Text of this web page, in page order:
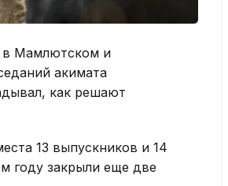
в Мамлютском и
акимата
как решают
13 выпускников и 14
году закрыли еще две